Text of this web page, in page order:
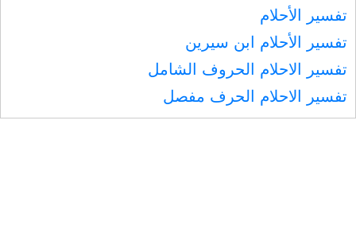
تفسير الأحلام
تفسير الأحلام ابن سيرين
تفسير الاحلام الحروف الشامل
تفسير الاحلام الحرف مفصل